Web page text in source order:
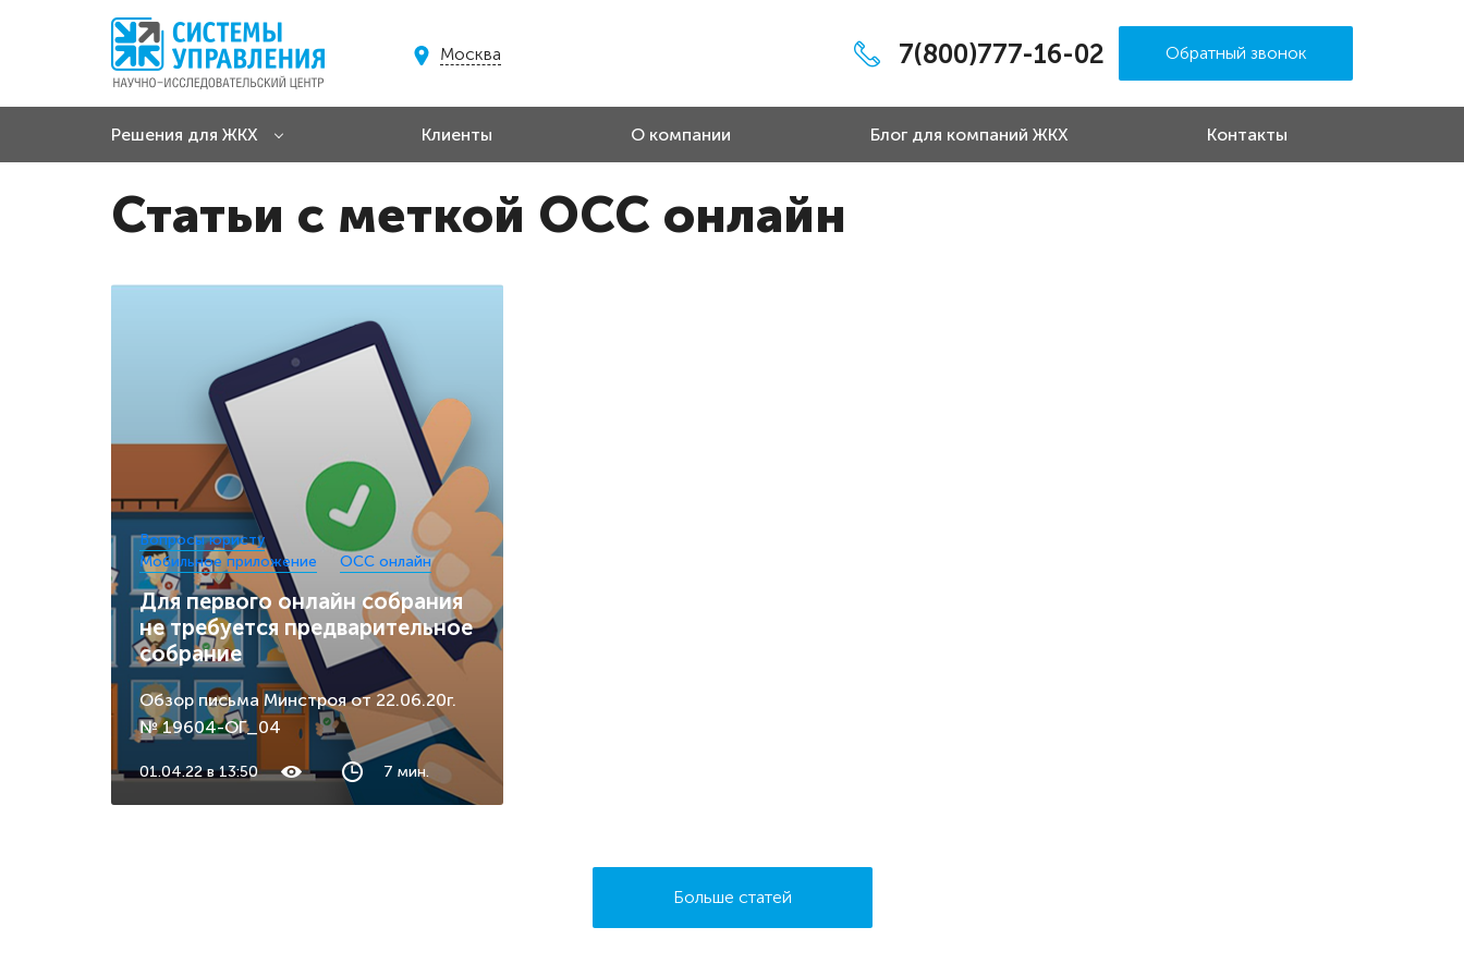
Москва 7(800)777-16-02 Обратный звонок
Решения для ЖКХ Клиенты О компании Блог для компаний ЖКХ Контакты
Статьи с меткой ОСС онлайн
Вопросы юристу
Мобильное приложение
ОСС онлайн
Для первого онлайн собрания
не требуется предварительное
собрание
Обзор письма Минстроя от 22.06.20г.
№ 19604-ОГ_04
01.04.22 в 13:50 7 мин.
Больше статей